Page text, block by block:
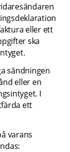
eller ett
ska
sändningen
eller en
I
ett
varans